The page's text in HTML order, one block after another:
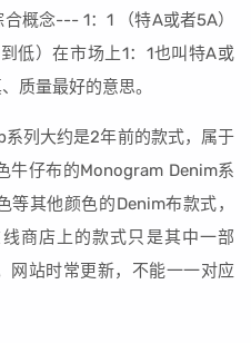
概念--- 1：1 （特A或者5A）
低）在市场上1：1也叫特A或
质量最好的意思。
列大约是2年前的款式，属于
牛仔布的Monogram Denim系
其他颜色的Denim布款式，
商店上的款式只是其中一部
网站时常更新，不能一一对应